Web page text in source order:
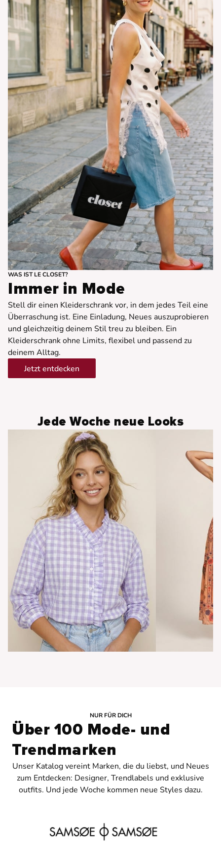
WAS IST LE CLOSET?
Immer in Mode
Stell dir einen Kleiderschrank vor, in dem jedes Teil eine
Überraschung ist. Eine Einladung, Neues auszuprobieren
und gleichzeitig deinem Stil treu zu bleiben. Ein
Kleiderschrank ohne Limits, flexibel und passend zu
deinem Alltag.
Jetzt entdecken
Jede Woche neue Looks
NUR FÜR DICH
Über 100 Mode- und
Trendmarken
Unser Katalog vereint Marken, die du liebst, und Neues
zum Entdecken: Designer, Trendlabels und exklusive
outfits. Und jede Woche kommen neue Styles dazu.